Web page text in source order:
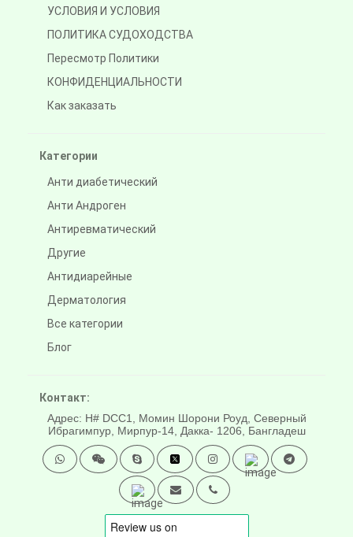
УСЛОВИЯ И УСЛОВИЯ
ПОЛИТИКА СУДОХОДСТВА
Пересмотр Политики
КОНФИДЕНЦИАЛЬНОСТИ
Как заказать
Категории
Анти диабетический
Анти Андроген
Антиревматический
Другие
Антидиарейные
Дерматология
Все категории
Блог
Контакт:
Адрес: H# DCC1, Момин Шорони Роуд, Северный
Ибрагимпур, Мирпур-14, Дакка- 1206, Бангладеш